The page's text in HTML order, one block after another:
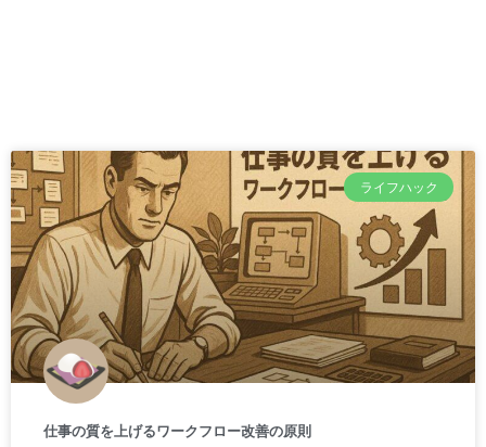
ライフハック
仕事の質を上げるワークフロー改善の原則